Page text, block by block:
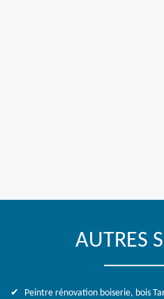
AUTRES
Peintre rénovation boiserie, bois